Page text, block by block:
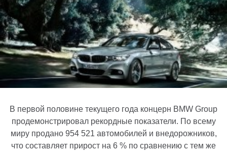
В первой половине текущего года концерн BMW Group
продемонстрировал рекордные показатели. По всему
миру продано 954 521 автомобилей и внедорожников,
что составляет прирост на 6 % по сравнению с тем же